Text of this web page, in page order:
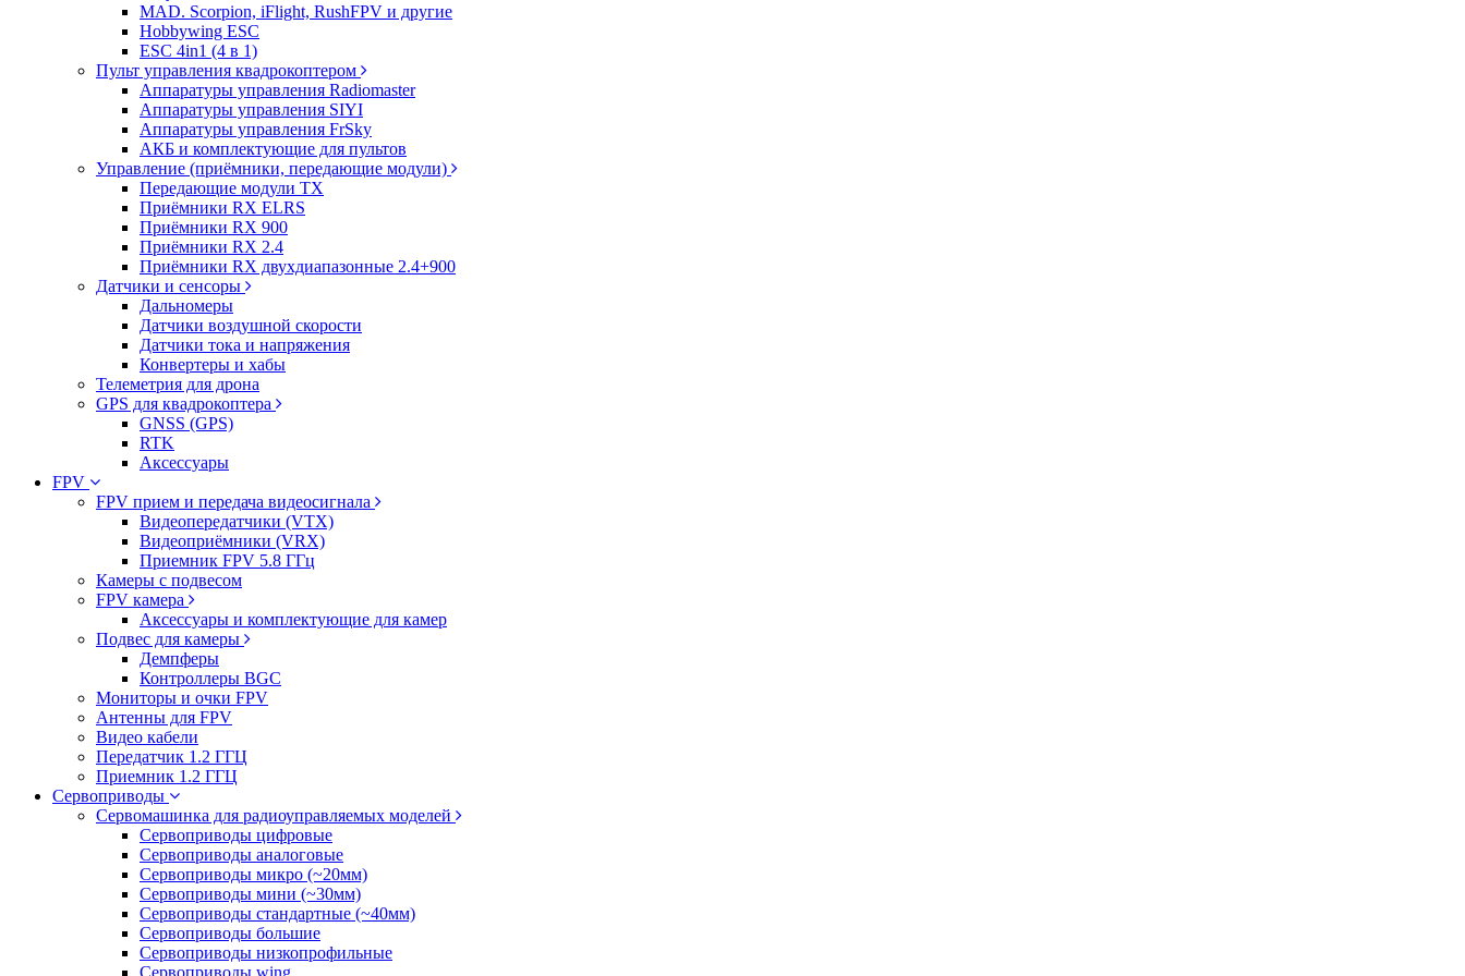
MAD. Scorpion, iFlight, RushFPV и другие
Hobbywing ESC
ESC 4in1 (4 в 1)
Пульт управления квадрокоптером
Аппаратуры управления Radiomaster
Аппаратуры управления SIYI
Аппаратуры управления FrSky
АКБ и комплектующие для пультов
Управление (приёмники, передающие модули)
Передающие модули TX
Приёмники RX ELRS
Приёмники RX 900
Приёмники RX 2.4
Приёмники RX двухдиапазонные 2.4+900
Датчики и сенсоры
Дальномеры
Датчики воздушной скорости
Датчики тока и напряжения
Конвертеры и хабы
Телеметрия для дрона
GPS для квадрокоптера
GNSS (GPS)
RTK
Аксессуары
FPV
FPV прием и передача видеосигнала
Видеопередатчики (VTX)
Видеоприёмники (VRX)
Приемник FPV 5.8 ГГц
Камеры с подвесом
FPV камера
Аксессуары и комплектующие для камер
Подвес для камеры
Демпферы
Контроллеры BGC
Мониторы и очки FPV
Антенны для FPV
Видео кабели
Передатчик 1.2 ГГЦ
Приемник 1.2 ГГЦ
Сервоприводы
Сервомашинка для радиоуправляемых моделей
Сервоприводы цифровые
Сервоприводы аналоговые
Сервоприводы микро (~20мм)
Сервоприводы мини (~30мм)
Сервоприводы стандартные (~40мм)
Сервоприводы большие
Сервоприводы низкопрофильные
Сервоприводы wing